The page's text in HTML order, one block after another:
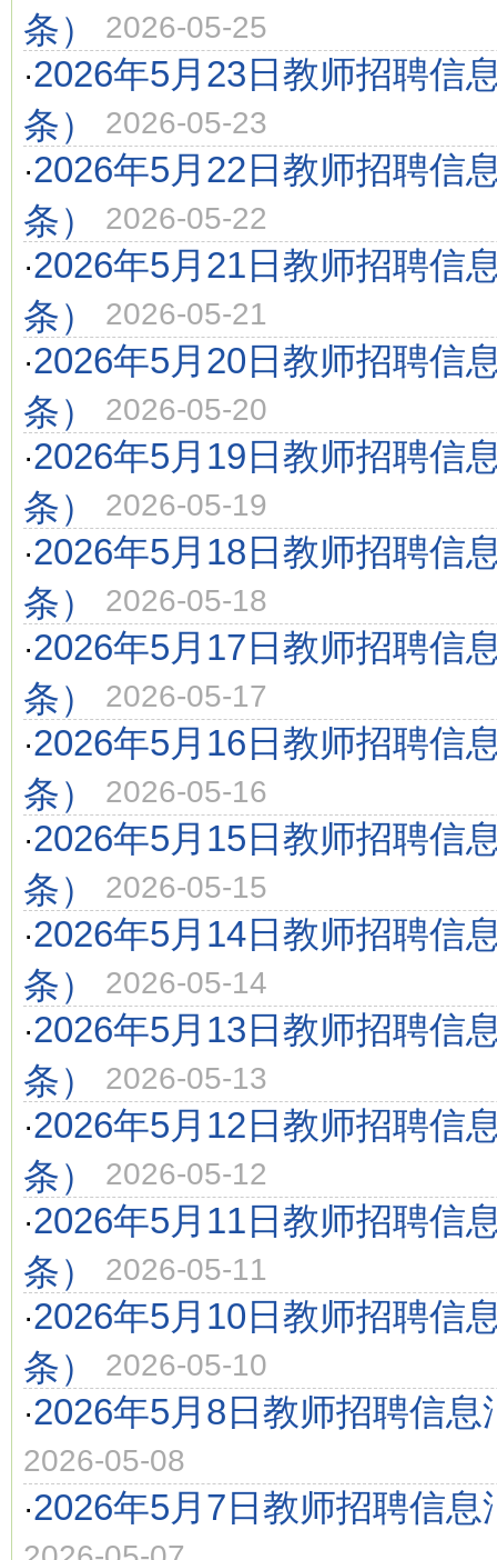
条）
2026-05-25
·2026年5月23日教师招聘信
条）
2026-05-23
·2026年5月22日教师招聘信
条）
2026-05-22
·2026年5月21日教师招聘信
条）
2026-05-21
·2026年5月20日教师招聘信
条）
2026-05-20
·2026年5月19日教师招聘信
条）
2026-05-19
·2026年5月18日教师招聘信
条）
2026-05-18
·2026年5月17日教师招聘信
条）
2026-05-17
·2026年5月16日教师招聘信
条）
2026-05-16
·2026年5月15日教师招聘信
条）
2026-05-15
·2026年5月14日教师招聘信
条）
2026-05-14
·2026年5月13日教师招聘信
条）
2026-05-13
·2026年5月12日教师招聘信
条）
2026-05-12
·2026年5月11日教师招聘信
条）
2026-05-11
·2026年5月10日教师招聘信
条）
2026-05-10
·2026年5月8日教师招聘信息
2026-05-08
·2026年5月7日教师招聘信息